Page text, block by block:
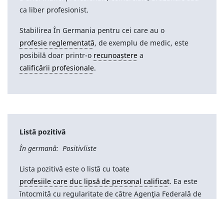
ca liber profesionist.
Stabilirea În Germania pentru cei care au o
profesie reglementată, de exemplu de medic, este
posibilă doar printr-o recunoaștere a
calificării profesionale.
Listă pozitivă
În germană: Positivliste
Lista pozitivă este o listă cu toate
profesiile care duc lipsă de personal calificat. Ea este
întocmită cu regularitate de către Agenţia Federală de